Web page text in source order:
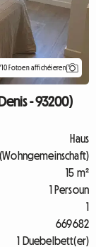
Fotoen affichéieren
- 93200)
Haus
15 m²
1 Persoun
1
669682
1 Duebelbett(er)